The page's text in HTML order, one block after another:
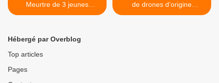
Meurtre de 3 jeunes
musulmans à Chapel Hill
de drones d’origine
israélienne pour l’armée de
Hébergé par Overblog
Top articles
Pages